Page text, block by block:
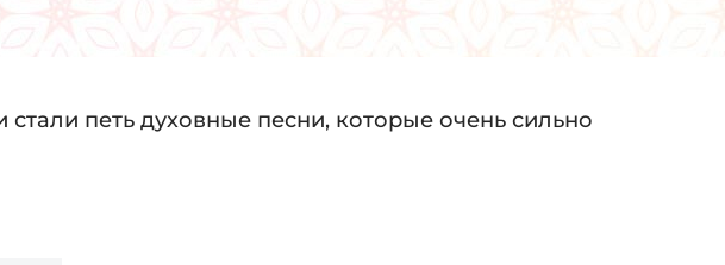
петь духовные песни, которые очень сильно